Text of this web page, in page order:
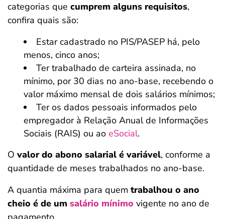
categorias que cumprem alguns requisitos,
confira quais são:
Estar cadastrado no PIS/PASEP há, pelo
menos, cinco anos;
Ter trabalhado de carteira assinada, no
mínimo, por 30 dias no ano-base, recebendo o
valor máximo mensal de dois salários mínimos;
Ter os dados pessoais informados pelo
empregador à Relação Anual de Informações
Sociais (RAIS) ou ao eSocial.
O valor do abono salarial é variável, conforme a
quantidade de meses trabalhados no ano-base.
A quantia máxima para quem trabalhou o ano
cheio é de um salário mínimo vigente no ano de